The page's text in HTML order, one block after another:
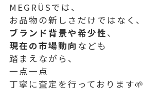
MEGRÜSでは、
お品物の新しさだけではなく、
ブランド背景や希少性、
現在の市場動向 なども
踏まえながら、
一点一点
丁寧に査定を行っております🌱